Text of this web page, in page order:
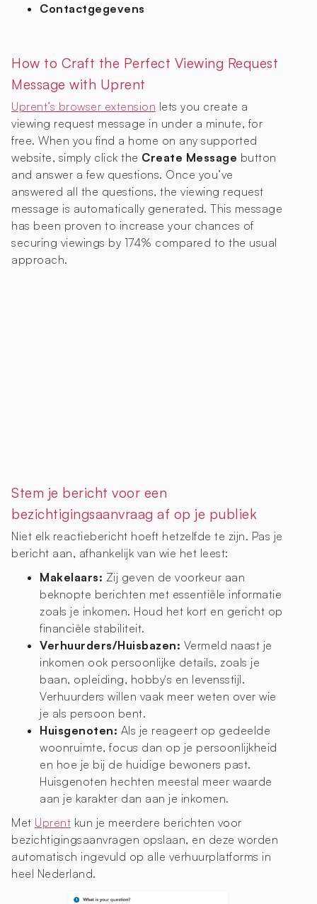
Contactgegevens
How to Craft the Perfect Viewing Request
Message with Uprent
Uprent’s browser extension lets you create a
viewing request message in under a minute, for
free. When you find a home on any supported
website, simply click the Create Message button
and answer a few questions. Once you’ve
answered all the questions, the viewing request
message is automatically generated. This message
has been proven to increase your chances of
securing viewings by 174% compared to the usual
approach.
Stem je bericht voor een
bezichtigingsaanvraag af op je publiek
Niet elk reactiebericht hoeft hetzelfde te zijn. Pas je
bericht aan, afhankelijk van wie het leest:
Makelaars: Zij geven de voorkeur aan
beknopte berichten met essentiële informatie
zoals je inkomen. Houd het kort en gericht op
financiële stabiliteit.
Verhuurders/Huisbazen: Vermeld naast je
inkomen ook persoonlijke details, zoals je
baan, opleiding, hobby's en levensstijl.
Verhuurders willen vaak meer weten over wie
je als persoon bent.
Huisgenoten: Als je reageert op gedeelde
woonruimte, focus dan op je persoonlijkheid
en hoe je bij de huidige bewoners past.
Huisgenoten hechten meestal meer waarde
aan je karakter dan aan je inkomen.
Met Uprent kun je meerdere berichten voor
bezichtigingsaanvragen opslaan, en deze worden
automatisch ingevuld op alle verhuurplatforms in
heel Nederland.